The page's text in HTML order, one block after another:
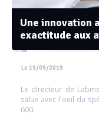
Une innovation
exactitude aux
Le 19/09/2019
Le directeur de
salue avec l'oeil du
600.